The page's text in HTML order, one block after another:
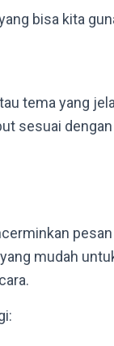
bisa kita
tema yang
sesuai
mudah